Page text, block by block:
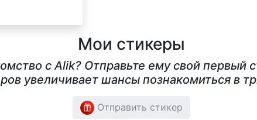
Мои стикеры
с Alik? Отправьте ему свой
увеличивает шансы познакомиться в
Отправить стикер